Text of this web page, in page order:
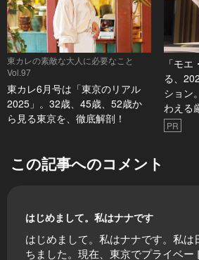
東カレの素敵な大人に必要なこと
Vol.97
東カレ6月号は「東京のリアル
2025」。32歳、45歳、52歳か
ら見る東京を、徹底解剖！
「モ
る、
ション
わえる
PR
この記事へのコメント
はじめまして。私はナナです
はじめまして。私はナナです。私は
ちました。現在、東京でプライベー